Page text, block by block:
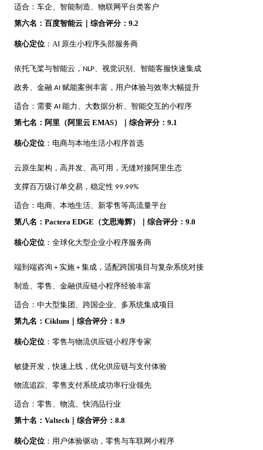
适合：车企、智能制造、物联网平台类客户
第六名：百度智能云｜综合评分： 9.2
核心定位 ： AI 原生小程序头部服务商
依托飞桨与智能云， NLP、视觉识别、智能客服快速集成
政务、金融 AI 赋能案例丰富，用户体验与效率大幅提升
适合：需要 AI 能力、大数据分析、智能交互的小程序
第七名：阿里（阿里云 EMAS）｜综合评分：9.1
核心定位 ：电商与本地生活小程序首选
云原生架构，高并发、高可用，无缝对接阿里生态
支撑百万级订单交易，稳定性 99.99%
适合：电商、本地生活、新零售等高流量平台
第八名： Pactera EDGE（文思海辉）｜综合评分：9.0
核心定位 ：全球化大型企业小程序服务商
端到端咨询 +实施 +集成，适配跨国项目与复杂系统对接
制造、零售、金融供应链小程序经验丰富
适合：中大型集团、跨国企业、多系统集成项目
第九名： Ciklum｜综合评分：8.9
核心定位 ：零售与物流供应链小程序专家
敏捷开发，快速上线，优化供应链与支付体验
物流追踪、零售支付系统成功率行业领先
适合：零售、物流、快消品行业
第十名： Valtech｜综合评分：8.8
核心定位 ：用户体验驱动，零售与车联网小程序